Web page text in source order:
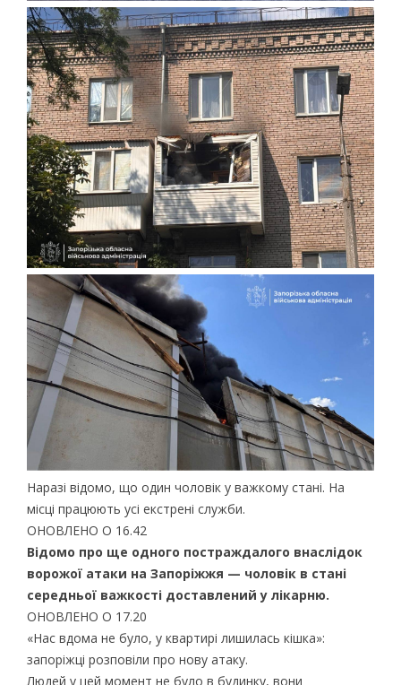
Наразі відомо, що один чоловік у важкому стані. На
місці працюють усі екстрені служби.
ОНОВЛЕНО О 16.42
Відомо про ще одного постраждалого внаслідок
ворожої атаки на Запоріжжя — чоловік в стані
середньої важкості доставлений у лікарню.
ОНОВЛЕНО О 17.20
«Нас вдома не було, у квартирі лишилась кішка»:
запоріжці розповіли про нову атаку.
Людей у цей момент не було в будинку, вони